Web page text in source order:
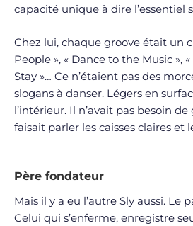
capacité unique à dire l’essentiel
Chez lui, chaque groove était un
People », « Dance to the Music »,
Stay »… Ce n’étaient pas des
slogans à danser. Légers en
l’intérieur. Il n’avait pas besoin
faisait parler les caisses claires et
Père fondateur
Mais il y a eu l’autre Sly aussi. Le
Celui qui s’enferme, enregistre